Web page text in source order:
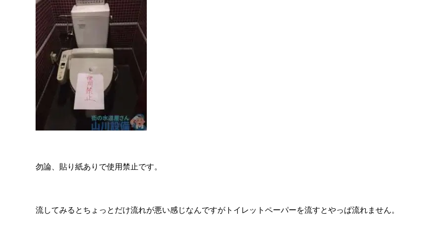
勿論、貼り紙ありで使用禁止です。
流してみるとちょっとだけ流れが悪い感じなんですがトイレットペーパーを流すとやっぱ流れません。